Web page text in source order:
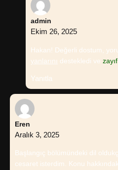
admin
Ekim 26, 2025
Hakan! Değerli dostum,
yanlarını
destekledi ve
Yanıtla
Eren
Aralık 3, 2025
Başlangıç bölümündeki dil
cesaret isterdim. Konu